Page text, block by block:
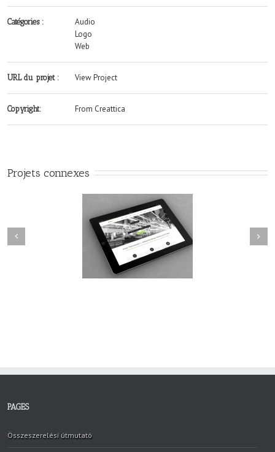
Catégories :
Audio
Logo
Web
URL du projet : View Project
Copyright: From Creattica
Projets connexes
Next
PAGES
Összeszerelési útmutató